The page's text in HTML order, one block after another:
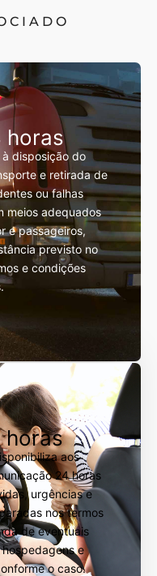
horas
disposição do
e retirada de
ou falhas
meios adequados
e passageiros,
previsto no
e condições
horas
aos
24 horas
urgências e
nos termos
de eventuais
hospedagens e
o caso.